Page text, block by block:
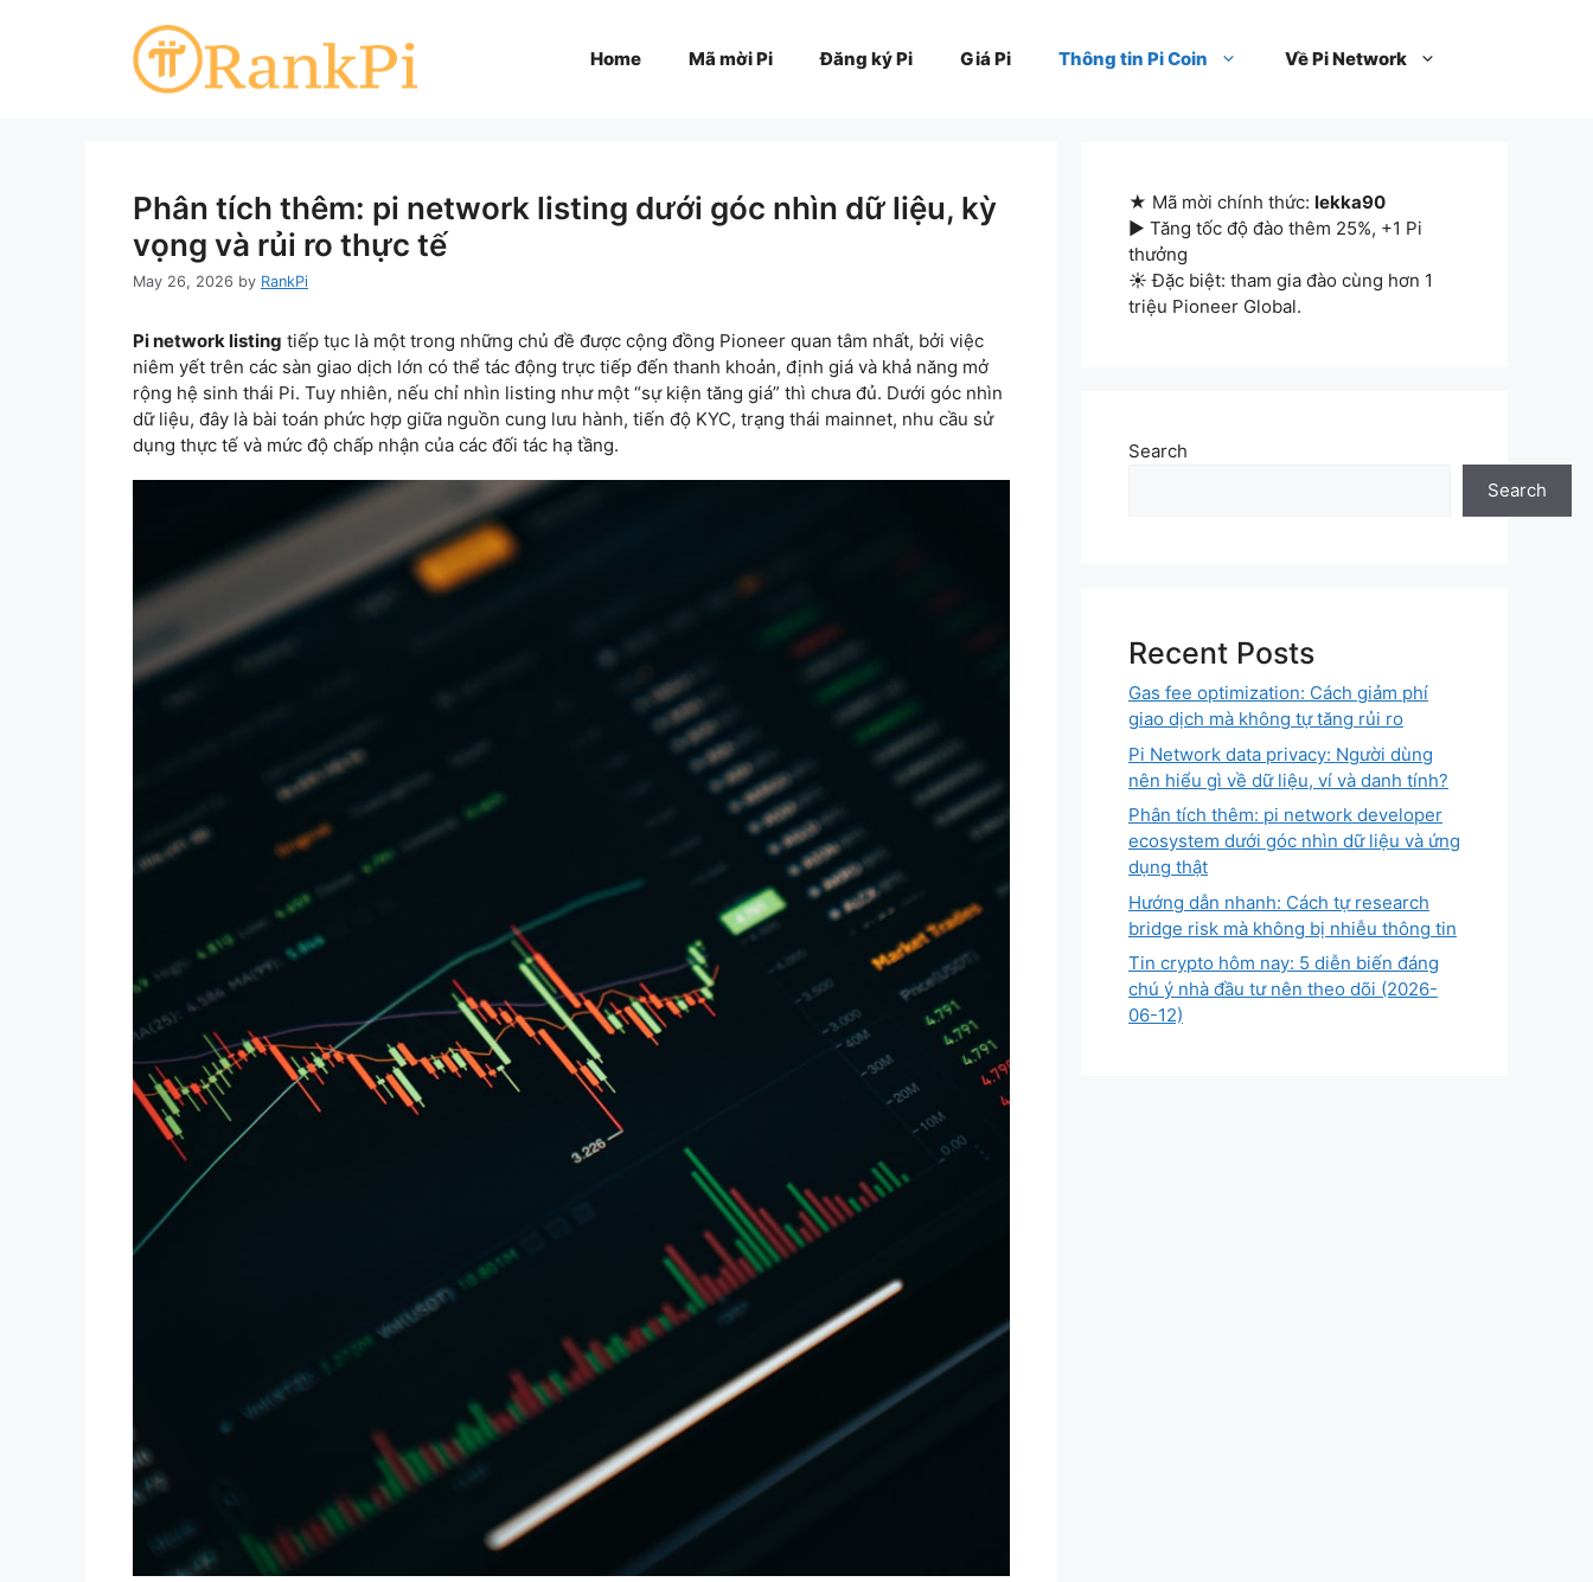
Home Mã mời Pi Đăng ký Pi Giá Pi Thông tin Pi Coin Về Pi Network
Phân tích thêm: pi network listing dưới góc nhìn dữ liệu, kỳ
vọng và rủi ro thực tế
May 26, 2026 by RankPi
Pi network listing tiếp tục là một trong những chủ đề được cộng đồng Pioneer quan tâm nhất, bởi việc
niêm yết trên các sàn giao dịch lớn có thể tác động trực tiếp đến thanh khoản, định giá và khả năng mở
rộng hệ sinh thái Pi. Tuy nhiên, nếu chỉ nhìn listing như một “sự kiện tăng giá” thì chưa đủ. Dưới góc nhìn
dữ liệu, đây là bài toán phức hợp giữa nguồn cung lưu hành, tiến độ KYC, trạng thái mainnet, nhu cầu sử
dụng thực tế và mức độ chấp nhận của các đối tác hạ tầng.
★ Mã mời chính thức: lekka90
▶ Tăng tốc độ đào thêm 25%, +1 Pi
thưởng
☀ Đặc biệt: tham gia đào cùng hơn 1
triệu Pioneer Global.
Search
Search
Recent Posts
Gas fee optimization: Cách giảm phí
giao dịch mà không tự tăng rủi ro
Pi Network data privacy: Người dùng
nên hiểu gì về dữ liệu, ví và danh tính?
Phân tích thêm: pi network developer
ecosystem dưới góc nhìn dữ liệu và ứng
dụng thật
Hướng dẫn nhanh: Cách tự research
bridge risk mà không bị nhiễu thông tin
Tin crypto hôm nay: 5 diễn biến đáng
chú ý nhà đầu tư nên theo dõi (2026-
06-12)